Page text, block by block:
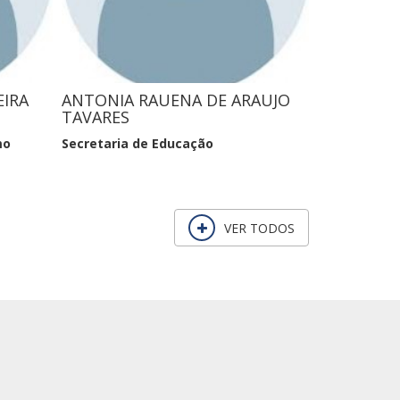
ANTONIA RAUENA DE ARAUJO
TAVARES
Secretaria de Educação
VER TODOS